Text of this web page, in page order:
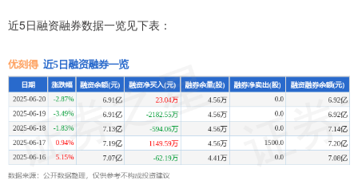
近5日融资融券数据一览见下表：